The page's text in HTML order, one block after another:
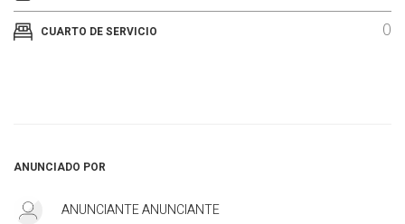
CUARTO DE SERVICIO 0
ANUNCIADO POR
ANUNCIANTE ANUNCIANTE